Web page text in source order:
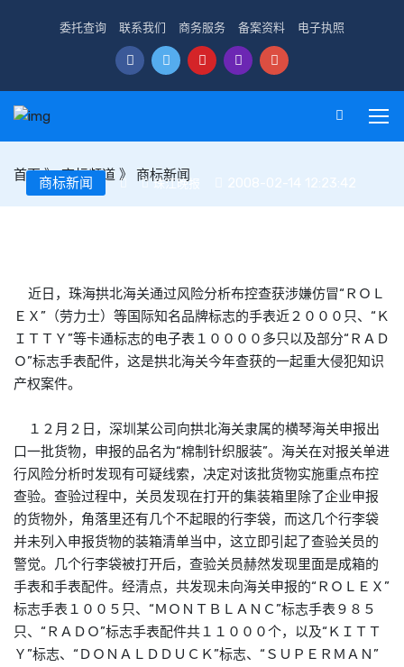
委托查询 联系我们 商务服务 备案资料 电子执照
首页》商标频道 》 商标新闻
商标新闻 珠江晚报 2008-02-14 12:23:42
近日，珠海拱北海关通过风险分析布控查获涉嫌仿冒“ＲＯＬ
ＥＸ”（劳力士）等国际知名品牌标志的手表近２０００只、“Ｋ
ＩＴＴＹ”等卡通标志的电子表１００００多只以及部分“ＲＡＤ
Ｏ”标志手表配件，这是拱北海关今年查获的一起重大侵犯知识
产权案件。
１２月２日，深圳某公司向拱北海关隶属的横琴海关申报出
口一批货物，申报的品名为“棉制针织服装”。海关在对报关单进
行风险分析时发现有可疑线索，决定对该批货物实施重点布控
查验。查验过程中，关员发现在打开的集装箱里除了企业申报
的货物外，角落里还有几个不起眼的行李袋，而这几个行李袋
并未列入申报货物的装箱清单当中，这立即引起了查验关员的
警觉。几个行李袋被打开后，查验关员赫然发现里面是成箱的
手表和手表配件。经清点，共发现未向海关申报的“ＲＯＬＥＸ”
标志手表１００５只、“ＭＯＮＴＢＬＡＮＣ”标志手表９８５
只、“ＲＡＤＯ”标志手表配件共１１０００个，以及“ＫＩＴＴ
Ｙ”标志、“ＤＯＮＡＬＤＤＵＣＫ”标志、“ＳＵＰＥＲＭＡＮ”